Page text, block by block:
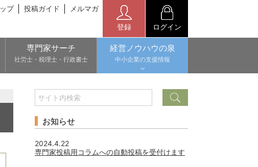
プ 投稿ガイド メルマガ
登録 ログイン
専門家サーチ
社労士・税理士・行政書士
経営ノウハウの泉
中小企業の支援情報
お知らせ
2024.4.22
専門家投稿用コラムへの自動投稿を受付けます